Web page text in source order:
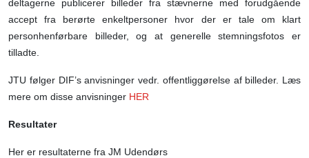
deltagerne publicerer billeder fra stævnerne med forudgående
accept fra berørte enkeltpersoner hvor der er tale om klart
personhenførbare billeder, og at generelle stemningsfotos er
tilladte.
JTU følger DIF’s anvisninger vedr. offentliggørelse af billeder. Læs
mere om disse anvisninger HER
Resultater
Her er resultaterne fra JM Udendørs